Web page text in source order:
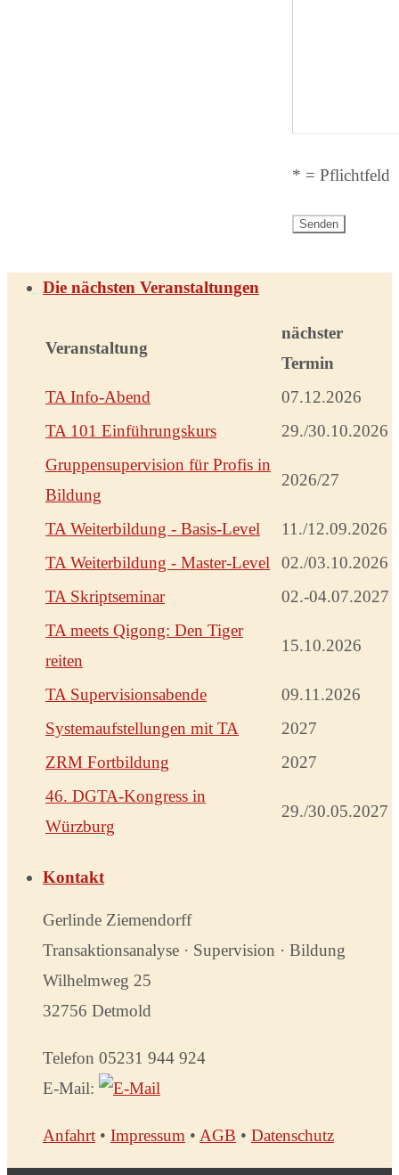
* = Pflichtfeld
Die nächsten Veranstaltungen
Veranstaltung
nächster
Termin
TA Info-Abend
07.12.2026
TA 101 Einführungskurs
29./30.10.2026
Gruppensupervision für Profis in
Bildung
2026/27
TA Weiterbildung - Basis-Level
11./12.09.2026
TA Weiterbildung - Master-Level
02./03.10.2026
TA Skriptseminar
02.-04.07.2027
TA meets Qigong: Den Tiger
reiten
15.10.2026
TA Supervisionsabende
09.11.2026
Systemaufstellungen mit TA
2027
ZRM Fortbildung
2027
46. DGTA-Kongress in
Würzburg
29./30.05.2027
Kontakt
Gerlinde Ziemendorff
Transaktionsanalyse · Supervision · Bildung
Wilhelmweg 25
32756 Detmold
Telefon 05231 944 924
E-Mail:
Anfahrt • Impressum • AGB • Datenschutz